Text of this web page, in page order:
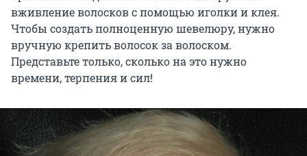
вживление волосков с помощью иголки и клея.
Чтобы создать полноценную шевелюру, нужно
вручную крепить волосок за волоском.
Представьте только, сколько на это нужно
времени, терпения и сил!